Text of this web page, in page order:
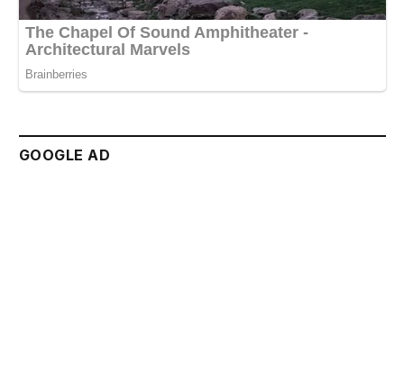
GOOGLE AD